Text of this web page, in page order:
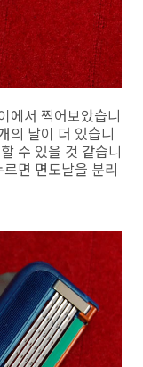
에서 찍어보았습니
의 날이 더 있습니
수 있을 것 같습니
면 면도날을 분리